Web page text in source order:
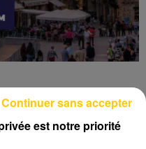
est notre priorité
Continuer sans accepter